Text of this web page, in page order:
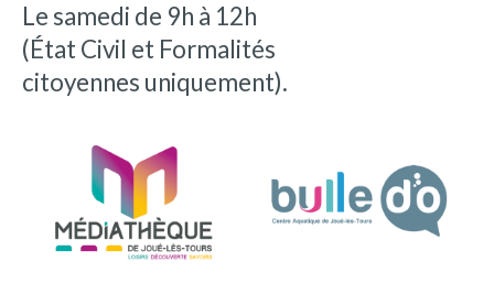
Le samedi de 9h à 12h
(État Civil et Formalités
citoyennes uniquement).